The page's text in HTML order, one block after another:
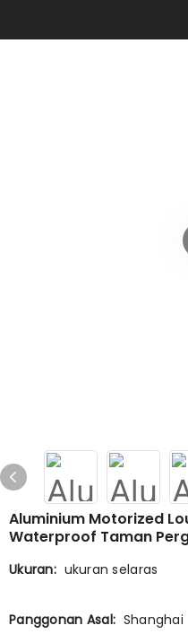
Aluminium Motorized
Waterproof Taman
Ukuran: ukuran selaras
Panggonan Asal: Shanghai